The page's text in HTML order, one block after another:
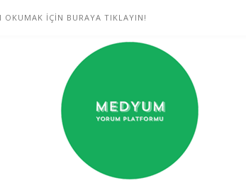
OKUMAK İÇİN BURAYA TIKLAYIN!